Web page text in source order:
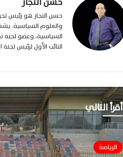
حسن النجار هو رئيس
والعلوم السياسية.
السياسية، وعضو لجنة
النائب الأول لرئيس
أقرأ التالي
الرياضة